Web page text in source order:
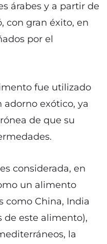
árabes y a partir de
con gran éxito, en
por el
fue utilizado
exótico, ya
de que su
considerada, en
un alimento
como China, India
de este alimento),
la